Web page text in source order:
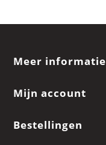
Meer informatie
Mijn account
Bestellingen